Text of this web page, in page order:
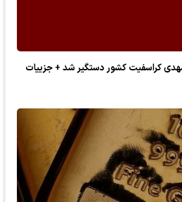
کراسفیت کشور دستگیر شد + جزییات